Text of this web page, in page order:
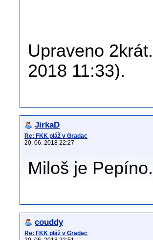
Upraveno
2018 11:33).
JirkaD
Re: FKK pláž v Gradac
20. 06. 2018 22:27
Miloš je Pepíno.
couddy
Re: FKK pláž v Gradac